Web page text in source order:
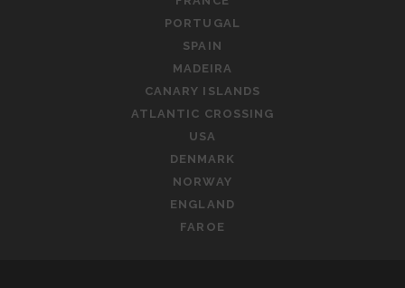
PORTUGAL
SPAIN
MADEIRA
CANARY ISLANDS
ATLANTIC CROSSING
USA
DENMARK
NORWAY
ENGLAND
FAROE